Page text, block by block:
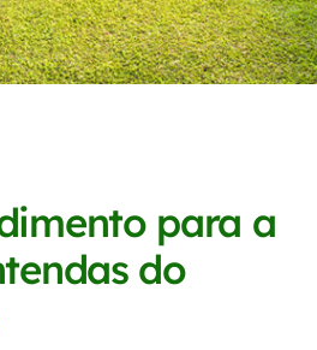
para a
do